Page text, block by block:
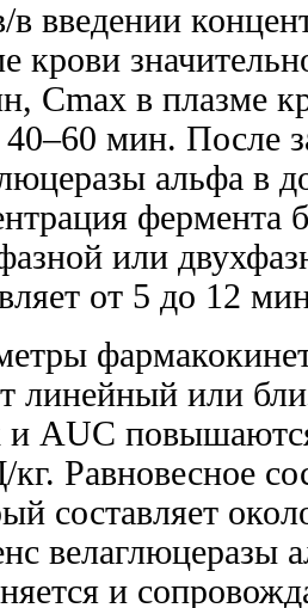
введении
крови
Cmax в плазме
40–60 мин. После
альфа в
фермента
или
от 5 до 12
линейный или
и AUC
Равновесное
составляет
велаглюцеразы
и